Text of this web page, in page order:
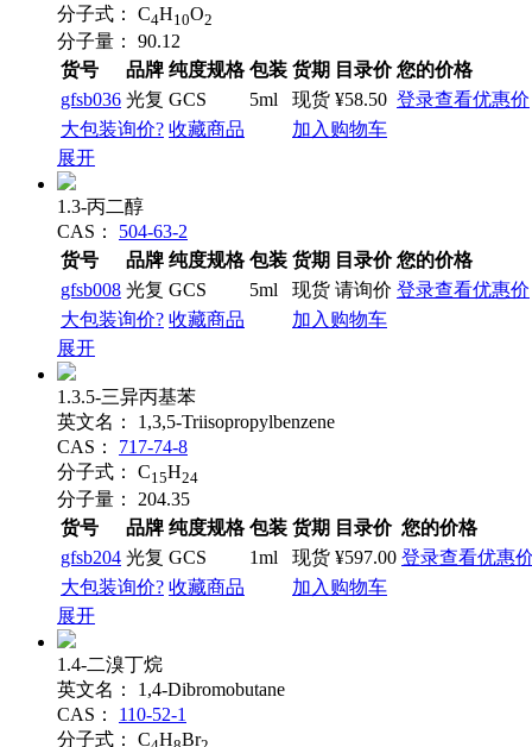
分子式：
C4H10O2
分子量：
90.12
货号
品牌 纯度规格 包装 货期 目录价 您的价格
gfsb036 光复 GCS 5ml 现货 ¥58.50 登录查看优惠价
大包装询价? 收藏商品
加入购物车
展开
1.3-丙二醇
CAS：
504-63-2
货号
品牌 纯度规格 包装 货期 目录价 您的价格
gfsb008 光复 GCS 5ml 现货 请询价 登录查看优惠价
大包装询价? 收藏商品
加入购物车
展开
1.3.5-三异丙基苯
英文名：
1,3,5-Triisopropylbenzene
CAS：
717-74-8
分子式：
C15H24
分子量：
204.35
货号
品牌 纯度规格 包装 货期 目录价 您的价格
gfsb204 光复 GCS 1ml 现货 ¥597.00 登录查看优惠价
大包装询价? 收藏商品
加入购物车
展开
1.4-二溴丁烷
英文名：
1,4-Dibromobutane
CAS：
110-52-1
分子式：
C H Br